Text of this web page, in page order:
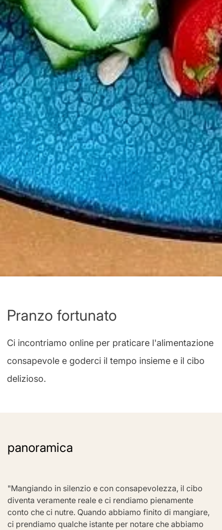
Pranzo fortunato
Ci incontriamo online per praticare l'alimentazione
consapevole e goderci il tempo insieme e il cibo
delizioso.
panoramica
"Mangiando in silenzio e con consapevolezza, il cibo
diventa veramente reale e ci rendiamo pienamente
conto che ci nutre. Quando abbiamo finito di mangiare,
ci prendiamo qualche istante per notare che abbiamo